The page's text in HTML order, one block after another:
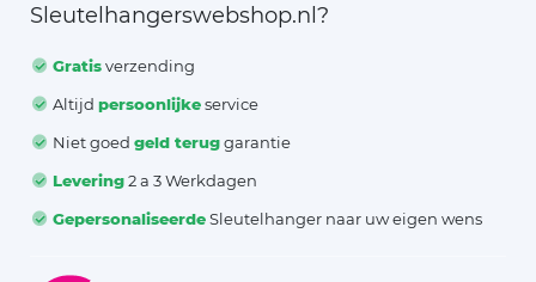
Sleutelhangerswebshop.nl?
Gratisverzending
Altijdpersoonlijkeservice
Niet goedgeld teruggarantie
Levering2 a 3 Werkdagen
GepersonaliseerdeSleutelhanger naar uw eigen wens